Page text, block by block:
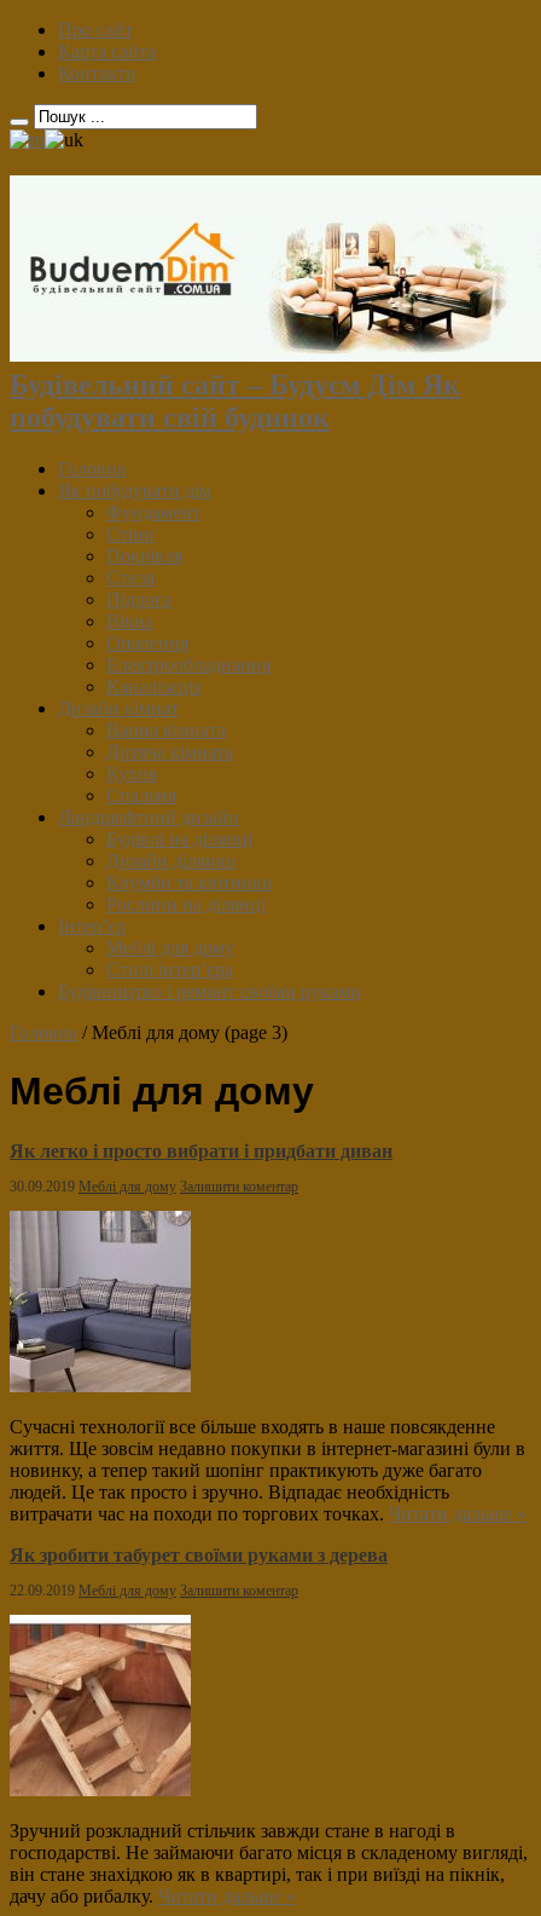
Про сайт
Карта сайта
Контакти
Будівельний сайт – Будуєм Дім Як
побудувати свій будинок
Головна
Як побудувати дім
Фундамент
Стіни
Покрівля
Стеля
Підлога
Вікна
Опалення
Електрообладнання
Каналізація
Дизайн кімнат
Ванна кімната
Дитяча кімната
Кухня
Спальня
Ландшафтний дизайн
Будівлі на ділянці
Дизайн ділянки
Клумби та квітники
Рослини на ділянці
Інтер’єр
Меблі для дому
Стилі інтер’єра
Будівництво і ремонт своїми руками
Головна /Меблі для дому (page 3)
Меблі для дому
Як легко і просто вибрати і придбати диван
30.09.2019 Меблі для дому Залишити коментар
Сучасні технології все більше входять в наше повсякденне
життя. Ще зовсім недавно покупки в інтернет-магазині були в
новинку, а тепер такий шопінг практикують дуже багато
людей. Це так просто і зручно. Відпадає необхідність
витрачати час на походи по торгових точках. Читати дальше »
Як зробити табурет своїми руками з дерева
22.09.2019 Меблі для дому Залишити коментар
Зручний розкладний стільчик завжди стане в нагоді в
господарстві. Не займаючи багато місця в складеному вигляді,
він стане знахідкою як в квартирі, так і при виїзді на пікнік,
дачу або рибалку. Читати дальше »